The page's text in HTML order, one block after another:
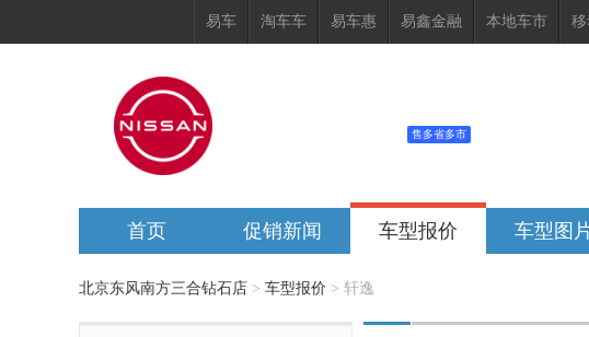
易车 淘车车 易车惠 易鑫金融 本地车市 移
售多省多市
首页 促销新闻 车型报价 车型图
北京东风南方三合钻石店 > 车型报价 > 轩逸